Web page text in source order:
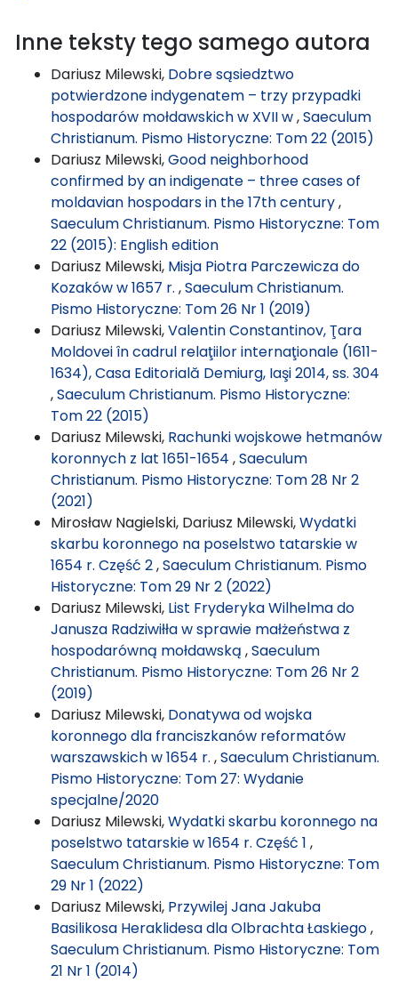
Inne teksty tego samego autora
Dariusz Milewski, Dobre sąsiedztwo
potwierdzone indygenatem – trzy przypadki
hospodarów mołdawskich w XVII w,Saeculum
Christianum. Pismo Historyczne: Tom 22 (2015)
Dariusz Milewski,Good neighborhood
confirmed by an indigenate – three cases of
moldavian hospodars in the 17th century,
Saeculum Christianum. Pismo Historyczne: Tom
22 (2015): English edition
Dariusz Milewski, Misja Piotra Parczewicza do
Kozaków w 1657 r. ,Saeculum Christianum.
Pismo Historyczne: Tom 26 Nr 1 (2019)
Dariusz Milewski,Valentin Constantinov, Ţara
Moldovei în cadrul relaţiilor internaţionale (1611-
1634), Casa Editorială Demiurg, Iaşi 2014, ss. 304
,Saeculum Christianum. Pismo Historyczne:
Tom 22 (2015)
Dariusz Milewski, Rachunki wojskowe hetmanów
koronnych z lat 1651-1654 ,Saeculum
Christianum. Pismo Historyczne: Tom 28 Nr 2
(2021)
Mirosław Nagielski, Dariusz Milewski,Wydatki
skarbu koronnego na poselstwo tatarskie w
1654 r. Część 2,Saeculum Christianum. Pismo
Historyczne: Tom 29 Nr 2 (2022)
Dariusz Milewski, List Fryderyka Wilhelma do
Janusza Radziwiłła w sprawie małżeństwa z
hospodarówną mołdawską ,Saeculum
Christianum. Pismo Historyczne: Tom 26 Nr 2
(2019)
Dariusz Milewski, Donatywa od wojska
koronnego dla franciszkanów reformatów
warszawskich w 1654 r. ,Saeculum Christianum.
Pismo Historyczne: Tom 27: Wydanie
specjalne/2020
Dariusz Milewski,Wydatki skarbu koronnego na
poselstwo tatarskie w 1654 r. Część 1 ,
Saeculum Christianum. Pismo Historyczne: Tom
29 Nr 1 (2022)
Dariusz Milewski, Przywilej Jana Jakuba
Basilikosa Heraklidesa dla Olbrachta Łaskiego,
Saeculum Christianum. Pismo Historyczne: Tom
21 Nr 1 (2014)